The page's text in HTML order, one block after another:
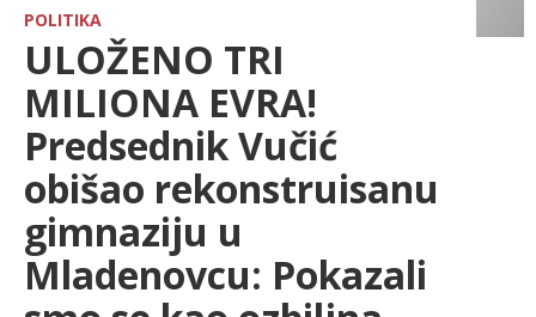
HRONIKA
PINKOVE ZVEZDE
TV
SPORT
LIFESTYLE
EXTRA
POLITIKA
ULOŽENO TRI
MILIONA EVRA!
Predsednik Vučić
obišao rekonstruisanu
gimnaziju u
Mladenovcu: Pokazali